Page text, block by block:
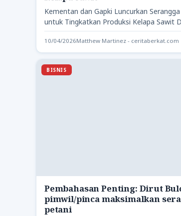
Kementan dan Gapki Luncurkan
untuk Tingkatkan Produksi Kelapa Sawit
Kementerian Pertanian bekerja sama…
10/04/2026Matthew Martinez - ceritaberkat.com
BISNIS
Pembahasan Penting: Dirut
pimwil/pinca maksimalkan
petani